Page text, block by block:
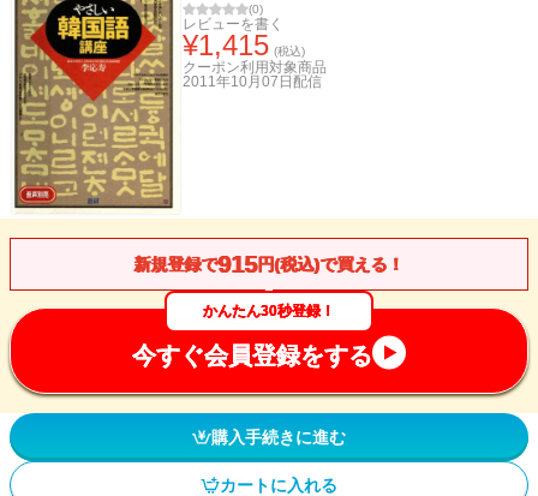
(0)
レビューを書く
¥1,415 (税込)
クーポン利用対象商品
2011年10月07日 配信
新規登録で915円(税込)で買える！
かんたん30秒登録！
今すぐ会員登録をする
購入手続きに進む
カートに入れる